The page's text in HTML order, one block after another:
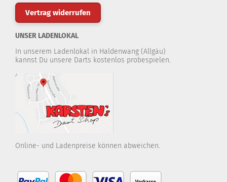
Vertrag widerrufen
UNSER LADENLOKAL
In unserem Ladenlokal in Haldenwang (Allgäu)
kannst Du unsere Darts kostenlos probespielen.
Online- und Ladenpreise können abweichen.